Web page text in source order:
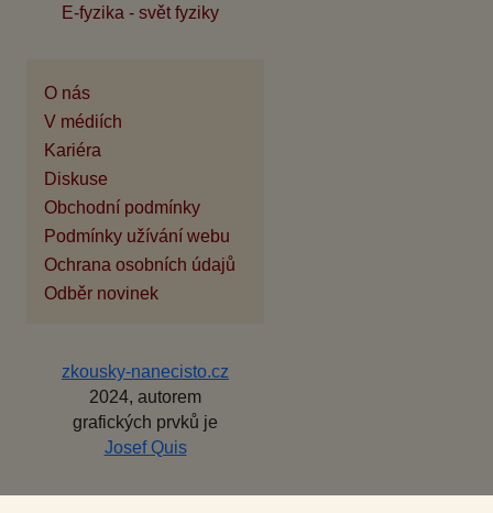
E-fyzika - svět fyziky
O nás
V médiích
Kariéra
Diskuse
Obchodní podmínky
Podmínky užívání webu
Ochrana osobních údajů
Odběr novinek
zkousky-nanecisto.cz
2024, autorem
grafických prvků je
Josef Quis